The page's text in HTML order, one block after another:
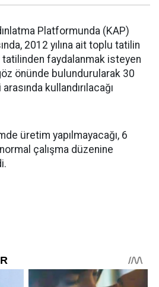
Platformunda (KAP)
2012 yılına ait toplu tatilin
tatilinden faydalanmak isteyen
önünde bulundurularak 30
kullandırılacağı
üretim yapılmayacağı, 6
çalışma düzenine